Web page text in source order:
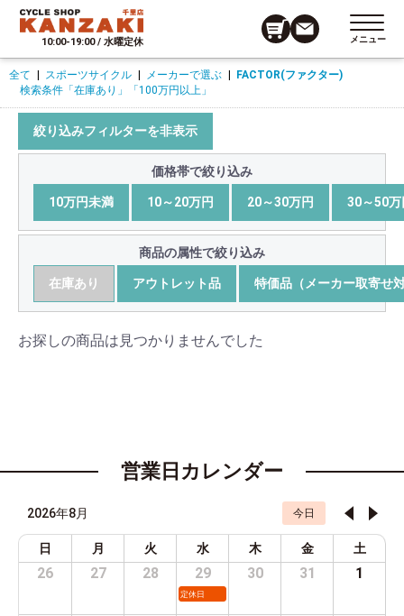
10:00-19:00 / 水曜定休 メニュー
全て スポーツサイクル メーカーで選ぶ
FACTOR(ファクター)
検索条件 「在庫あり」 「100万円以上」
絞り込みフィルターを非表示
価格帯で絞り込み
10万円未満 10～20万円 20～30万円 30～50万
商品の属性で絞り込み
在庫あり アウトレット品 特価品（メーカー取寄せ
お探しの商品は見つかりませんでした
営業日カレンダー
2026年8月 今日
日 月 火 水 木 金 土
26 27 28 29
定休日
30 31 1